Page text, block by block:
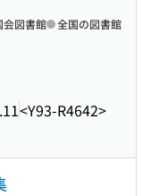
<Y93-R4642>
会図書館 全国の図書館